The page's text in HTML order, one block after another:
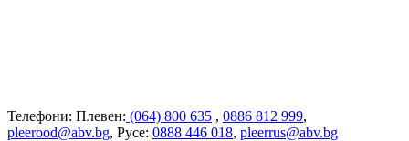
Телефони: Плевен: (064) 800 635 , 0886 812 999,
pleerood@abv.bg, Русе: 0888 446 018, pleerrus@abv.bg